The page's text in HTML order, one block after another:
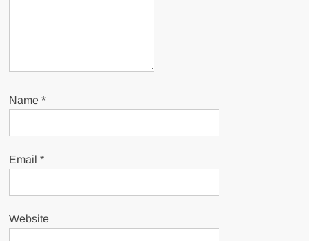
Name*
Email*
Website